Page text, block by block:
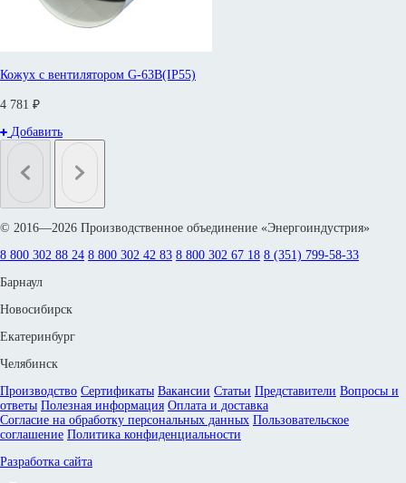
Кожух с вентилятором G-63B(IP55)
4 781 ₽
Добавить
© 2016—2026 Производственное объединение «Энергоиндустрия»
8 800 302 88 24 8 800 302 42 83 8 800 302 67 18 8 (351) 799-58-33
Барнаул
Новосибирск
Екатеринбург
Челябинск
Производство Сертификаты Вакансии Статьи Представители Вопросы и
ответы Полезная информация Оплата и доставка
Согласие на обработку персональных данных Пользовательское
соглашение Политика конфиденциальности
Разработка сайта